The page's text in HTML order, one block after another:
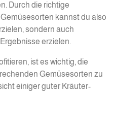
Durch die richtige
kannst du also
sondern auch
erzielen.
ist es wichtig, die
Gemüsesorten zu
einiger guter Kräuter-